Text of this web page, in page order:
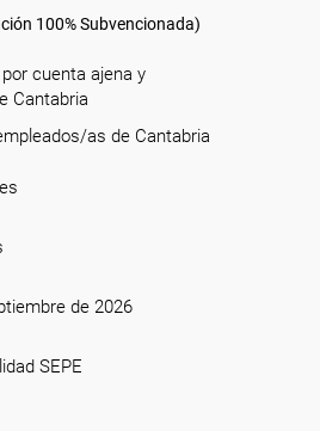
100% Subvencionada)
cuenta ajena y
Cantabria
as de Cantabria
de 2026
SEPE